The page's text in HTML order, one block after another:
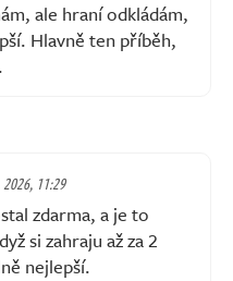
ale hraní odkládám,
Hlavně ten příběh,
11:29
zdarma, a je to
si zahraju až za 2
nejlepší.